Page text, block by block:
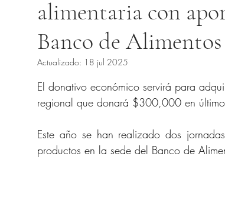
Portal Internacional Mascotas
alimentaria con
Banco de
Actualizado: 18 jul 2025
El donativo económico servirá para
regional que donará $300,000 en
Este año se han realizado dos
productos en la sede del Banco de